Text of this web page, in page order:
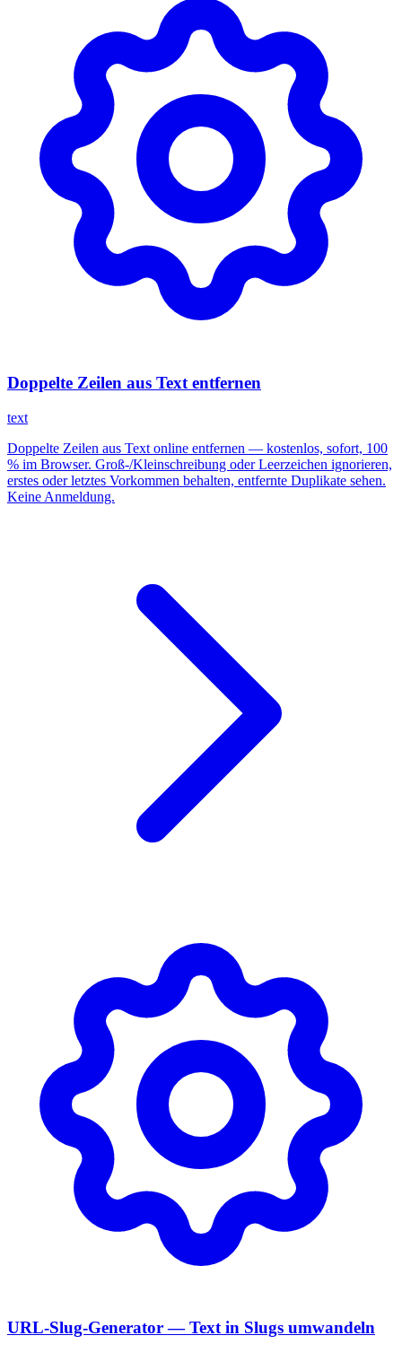
Doppelte Zeilen aus Text entfernen
text
Doppelte Zeilen aus Text online entfernen — kostenlos, sofort, 100
% im Browser. Groß-/Kleinschreibung oder Leerzeichen ignorieren,
erstes oder letztes Vorkommen behalten, entfernte Duplikate sehen.
Keine Anmeldung.
URL-Slug-Generator — Text in Slugs umwandeln